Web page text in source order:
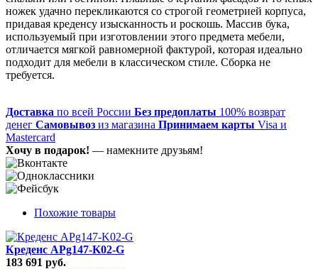
ножек удачно перекликаются со строгой геометрией корпуса,
придавая креденсу изысканность и роскошь. Массив бука,
используемый при изготовлении этого предмета мебели,
отличается мягкой равномерной фактурой, которая идеально
подходит для мебели в классическом стиле. Сборка не
требуется.
Доставка по всей России Без предоплаты 100% возврат
денег Самовывоз из магазина Принимаем карты Visa и
Mastercard
Хочу в подарок! — намекните друзьям!
Похожие товары
Креденс APg147-K02-G
183 691 руб.